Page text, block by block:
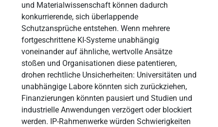
und Materialwissenschaft können dadurch
konkurrierende, sich überlappende
Schutzansprüche entstehen. Wenn mehrere
fortgeschrittene KI-Systeme unabhängig
voneinander auf ähnliche, wertvolle Ansätze
stoßen und Organisationen diese patentieren,
drohen rechtliche Unsicherheiten: Universitäten und
unabhängige Labore könnten sich zurückziehen,
Finanzierungen könnten pausiert und Studien und
industrielle Anwendungen verzögert oder blockiert
werden. IP-Rahmenwerke würden Schwierigkeiten